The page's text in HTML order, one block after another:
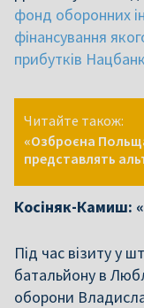
фонд оборонних
фінансування
прибутків
Читайте також:
«Озброєна
представлять
Косіняк-Камиш:
Під час візиту у
батальйону в
оборони